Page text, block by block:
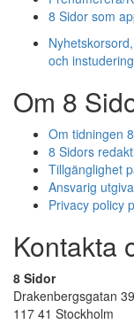
8 Sidor som
och
Om 8
Om tidningen
8 Sidors
Tillgänglighet
Ansvarig
Privacy policy
Kontakta
8 Sidor
Drakenbergsgatan 39
117 41 Stockholm